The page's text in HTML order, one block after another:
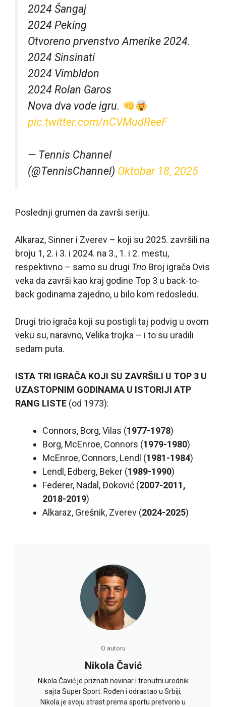
2024 Šangaj
2024 Peking
Otvoreno prvenstvo Amerike 2024.
2024 Sinsinati
2024 Vimbldon
2024 Rolan Garos
Nova dva vode igru.
pic.twitter.com/nCVMudReeF
— Tennis Channel
(@TennisChannel) Oktobar 18, 2025
Poslednji grumen da završi seriju.
Alkaraz, Sinner i Zverev – koji su 2025. završili na
broju 1, 2. i 3. i 2024. na 3., 1. i 2. mestu,
respektivno – samo su drugi Trio Broj igrača Ovis
veka da završi kao kraj godine Top 3 u back-to-
back godinama zajedno, u bilo kom redosledu.
Drugi trio igrača koji su postigli taj podvig u ovom
veku su, naravno, Velika trojka – i to su uradili
sedam puta.
ISTA TRI IGRAČA KOJI SU ZAVRŠILI U TOP 3 U
UZASTOPNIM GODINAMA U ISTORIJI ATP
RANG LISTE (od 1973):
Connors, Borg, Vilas (1977-1978)
Borg, McEnroe, Connors (1979-1980)
McEnroe, Connors, Lendl (1981-1984)
Lendl, Edberg, Beker (1989-1990)
Federer, Nadal, Đoković (2007-2011,
2018-2019)
Alkaraz, Grešnik, Zverev (2024-2025)
O autoru
Nikola Čavić
Nikola Čavić je priznati novinar i trenutni urednik
sajta Super Sport. Rođen i odrastao u Srbiji,
Nikola je svoju strast prema sportu pretvorio u